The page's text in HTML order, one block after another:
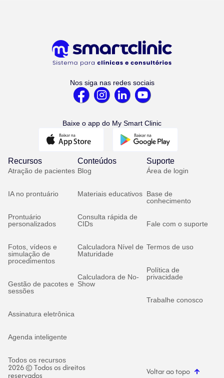
Nos siga nas redes sociais
Baixe o app do My Smart Clinic
Recursos
Atração de pacientes
IA no prontuário
Prontuário
personalizados
Fotos, vídeos e
simulação de
procedimentos
Gestão de pacotes e
sessões
Assinatura eletrônica
Agenda inteligente
Todos os recursos
Conteúdos
Blog
Materiais educativos
Consulta rápida de
CIDs
Calculadora Nível de
Maturidade
Calculadora de No-
Show
Suporte
Área de login
Base de
conhecimento
Fale com o suporte
Termos de uso
Política de
privacidade
Trabalhe conosco
2026 © Todos os direitos
reservados Voltar ao topo